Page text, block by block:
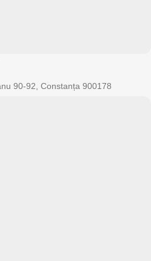
90-92, Constanța 900178